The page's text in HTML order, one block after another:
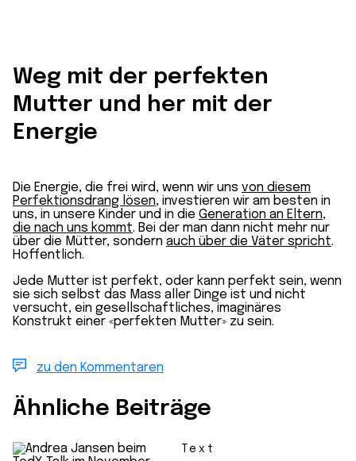
Weg mit der perfekten
Mutter und her mit der
Energie
Die Energie, die frei wird, wenn wir uns von diesem
Perfektionsdrang lösen, investieren wir am besten in
uns, in unsere Kinder und in die Generation an Eltern,
die nach uns kommt. Bei der man dann nicht mehr nur
über die Mütter, sondern auch über die Väter spricht.
Hoffentlich.
Jede Mutter ist perfekt, oder kann perfekt sein, wenn
sie sich selbst das Mass aller Dinge ist und nicht
versucht, ein gesellschaftliches, imaginäres
Konstrukt einer «perfekten Mutter» zu sein.
zu den Kommentaren
Ähnliche Beiträge
Text